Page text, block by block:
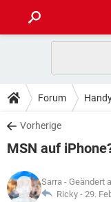
ANDROID
WINDOWS 10
WHATSAPP
FACEBOOK
TIPPS & TRICKS
SPIELE
WHATSAPP
DOWNLOADS
SPIELE
ANDROID
WINDOWS 10
SPIELE
LEXIKON
Forum
Vorherige
MSN auf
Sarra - Geändert
Ricky - 29.